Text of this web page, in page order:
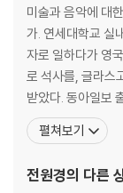
모네의 그늘에 가려
인상파, 우키요에를
점으로 그린 혁명,
도쿄에서 만난 〈해
[뒷이야기] 또 다른
20세기 미술의 문이
몽마르트르의 밤,
국경을 넘은 예술-
미술과 음악에 대
가. 연세대학교 실
자로 일하다가 영
로 석사를, 글라스
받았다. 동아일보
물관 강사를 거쳐
교보문고, 유튜브
선정)를 비롯해 『런
펼쳐보기
전원경의 다른